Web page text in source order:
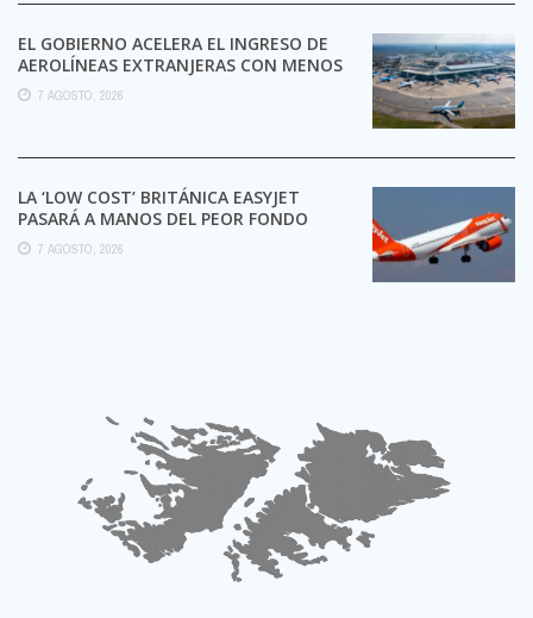
EL GOBIERNO ACELERA EL INGRESO DE
AEROLÍNEAS EXTRANJERAS CON MENOS
TRÁMITES
7 AGOSTO, 2026
LA ‘LOW COST’ BRITÁNICA EASYJET
PASARÁ A MANOS DEL PEOR FONDO
POSIBLE:
7 AGOSTO, 2026